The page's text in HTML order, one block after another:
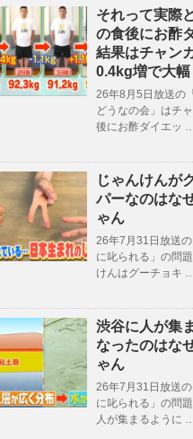
それって実際
の食後にお酢
結果はチャン
0.4kg増で大
26年8月5日放送の
どうなの会」はチ
後にお酢ダイエッ …
じゃんけんが
パーなのはな
ゃん
26年7月31日放送
に叱られる」の問
けんはグーチョキ …
渋谷に人が集
なったのはな
ゃん
26年7月31日放送
に叱られる」の問
人が集まるように …